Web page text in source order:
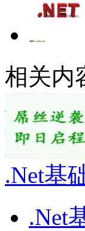
相关内
.Net基
.Net